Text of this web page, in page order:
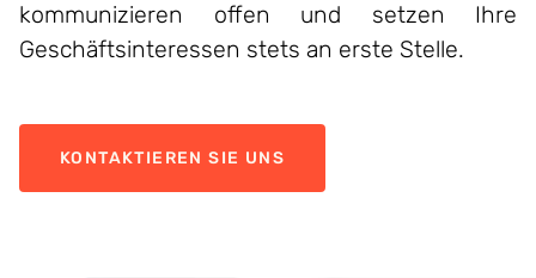
kommunizieren
offen und setzen
Ihre
Geschäftsinteressen stets an erste Stelle.
KONTAKTIEREN SIE UNS